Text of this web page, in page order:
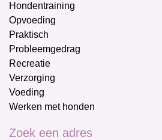
Hondentraining
Opvoeding
Praktisch
Probleemgedrag
Recreatie
Verzorging
Voeding
Werken met honden
Zoek een adres